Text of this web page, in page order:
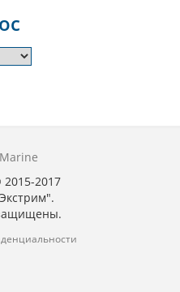
2017